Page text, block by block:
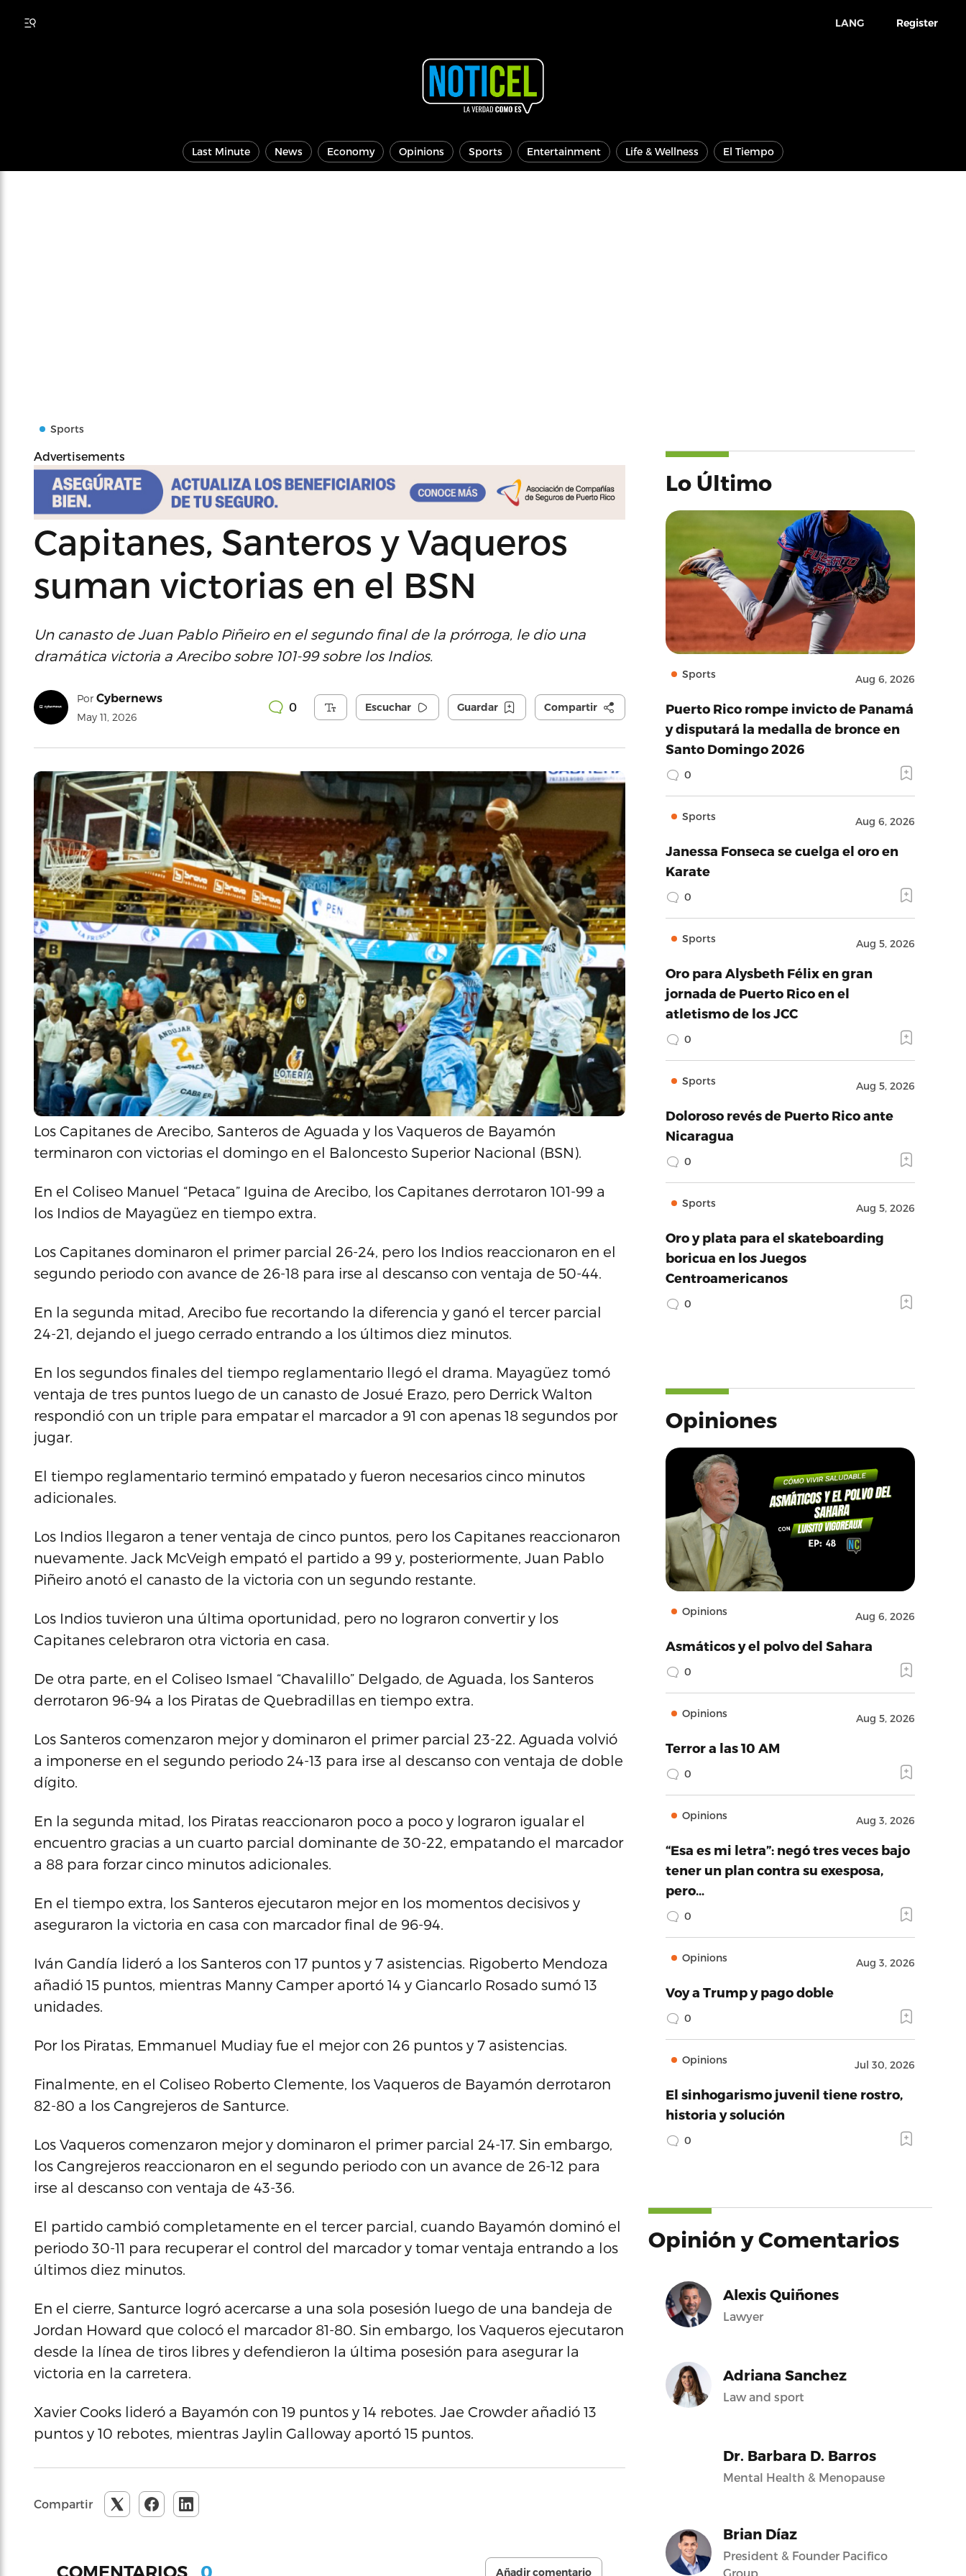
LANG Register
Last Minute News Economy Opinions Sports Entertainment Life & Wellness El Tiempo
Sports
Advertisements
Capitanes, Santeros y Vaqueros
suman victorias en el BSN
Un canasto de Juan Pablo Piñeiro en el segundo final de la prórroga, le dio una
dramática victoria a Arecibo sobre 101-99 sobre los Indios.
Por Cybernews
May 11, 2026
0 Escuchar Guardar Compartir
Los Capitanes de Arecibo, Santeros de Aguada y los Vaqueros de Bayamón
terminaron con victorias el domingo en el Baloncesto Superior Nacional (BSN).
En el Coliseo Manuel “Petaca” Iguina de Arecibo, los Capitanes derrotaron 101-99 a
los Indios de Mayagüez en tiempo extra.
Los Capitanes dominaron el primer parcial 26-24, pero los Indios reaccionaron en el
segundo periodo con avance de 26-18 para irse al descanso con ventaja de 50-44.
En la segunda mitad, Arecibo fue recortando la diferencia y ganó el tercer parcial
24-21, dejando el juego cerrado entrando a los últimos diez minutos.
En los segundos finales del tiempo reglamentario llegó el drama. Mayagüez tomó
ventaja de tres puntos luego de un canasto de Josué Erazo, pero Derrick Walton
respondió con un triple para empatar el marcador a 91 con apenas 18 segundos por
jugar.
El tiempo reglamentario terminó empatado y fueron necesarios cinco minutos
adicionales.
Los Indios llegaron a tener ventaja de cinco puntos, pero los Capitanes reaccionaron
nuevamente. Jack McVeigh empató el partido a 99 y, posteriormente, Juan Pablo
Piñeiro anotó el canasto de la victoria con un segundo restante.
Los Indios tuvieron una última oportunidad, pero no lograron convertir y los
Capitanes celebraron otra victoria en casa.
De otra parte, en el Coliseo Ismael “Chavalillo” Delgado, de Aguada, los Santeros
derrotaron 96-94 a los Piratas de Quebradillas en tiempo extra.
Los Santeros comenzaron mejor y dominaron el primer parcial 23-22. Aguada volvió
a imponerse en el segundo periodo 24-13 para irse al descanso con ventaja de doble
dígito.
En la segunda mitad, los Piratas reaccionaron poco a poco y lograron igualar el
encuentro gracias a un cuarto parcial dominante de 30-22, empatando el marcador
a 88 para forzar cinco minutos adicionales.
En el tiempo extra, los Santeros ejecutaron mejor en los momentos decisivos y
aseguraron la victoria en casa con marcador final de 96-94.
Iván Gandía lideró a los Santeros con 17 puntos y 7 asistencias. Rigoberto Mendoza
añadió 15 puntos, mientras Manny Camper aportó 14 y Giancarlo Rosado sumó 13
unidades.
Por los Piratas, Emmanuel Mudiay fue el mejor con 26 puntos y 7 asistencias.
Finalmente, en el Coliseo Roberto Clemente, los Vaqueros de Bayamón derrotaron
82-80 a los Cangrejeros de Santurce.
Los Vaqueros comenzaron mejor y dominaron el primer parcial 24-17. Sin embargo,
los Cangrejeros reaccionaron en el segundo periodo con un avance de 26-12 para
irse al descanso con ventaja de 43-36.
El partido cambió completamente en el tercer parcial, cuando Bayamón dominó el
periodo 30-11 para recuperar el control del marcador y tomar ventaja entrando a los
últimos diez minutos.
En el cierre, Santurce logró acercarse a una sola posesión luego de una bandeja de
Jordan Howard que colocó el marcador 81-80. Sin embargo, los Vaqueros ejecutaron
desde la línea de tiros libres y defendieron la última posesión para asegurar la
victoria en la carretera.
Xavier Cooks lideró a Bayamón con 19 puntos y 14 rebotes. Jae Crowder añadió 13
puntos y 10 rebotes, mientras Jaylin Galloway aportó 15 puntos.
Compartir
0 Añadir comentario
Lo Último
Sports Aug 6, 2026
Puerto Rico rompe invicto de Panamá
y disputará la medalla de bronce en
Santo Domingo 2026
0
Sports Aug 6, 2026
Janessa Fonseca se cuelga el oro en
Karate
0
Sports Aug 5, 2026
Oro para Alysbeth Félix en gran
jornada de Puerto Rico en el
atletismo de los JCC
0
Sports Aug 5, 2026
Doloroso revés de Puerto Rico ante
Nicaragua
0
Sports Aug 5, 2026
Oro y plata para el skateboarding
boricua en los Juegos
Centroamericanos
0
Opiniones
Opinions Aug 6, 2026
Asmáticos y el polvo del Sahara
0
Opinions Aug 5, 2026
Terror a las 10 AM
0
Opinions Aug 3, 2026
“Esa es mi letra”: negó tres veces bajo
tener un plan contra su exesposa,
pero…
0
Opinions Aug 3, 2026
Voy a Trump y pago doble
0
Opinions Jul 30, 2026
El sinhogarismo juvenil tiene rostro,
historia y solución
0
Opinión y Comentarios
Alexis Quiñones
Lawyer
Adriana Sanchez
Law and sport
Dr. Barbara D. Barros
Mental Health & Menopause
Brian Díaz
President & Founder Pacifico
Group